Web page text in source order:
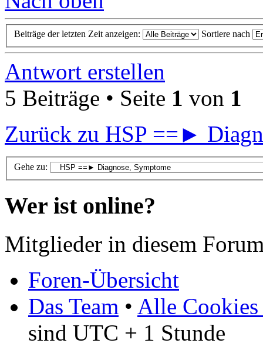
Beiträge der letzten Zeit anzeigen: Sortiere nach
Antwort erstellen
5 Beiträge • Seite 1 von 1
Zurück zu HSP ==►
Gehe zu:
Wer ist online?
Mitglieder in diesem
Foren-Übersicht
Das Team • Alle Cookies
sind UTC + 1 Stunde